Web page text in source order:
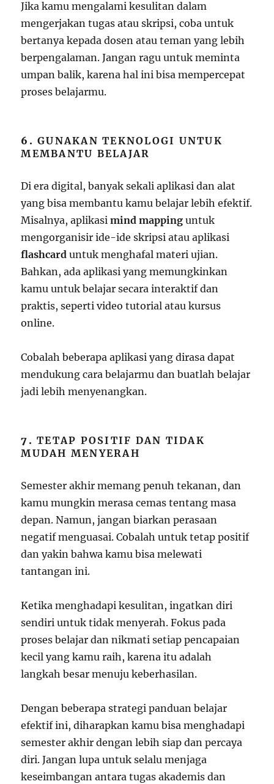
Jika kamu mengalami kesulitan dalam
mengerjakan tugas atau skripsi, coba untuk
bertanya kepada dosen atau teman yang lebih
berpengalaman. Jangan ragu untuk meminta
umpan balik, karena hal ini bisa mempercepat
proses belajarmu.
6.GUNAKAN TEKNOLOGI UNTUK
MEMBANTU BELAJAR
Di era digital, banyak sekali aplikasi dan alat
yang bisa membantu kamu belajar lebih efektif.
Misalnya, aplikasimind mapping untuk
mengorganisir ide-ide skripsi atau aplikasi
flashcard untuk menghafal materi ujian.
Bahkan, ada aplikasi yang memungkinkan
kamu untuk belajar secara interaktif dan
praktis, seperti video tutorial atau kursus
online.
Cobalah beberapa aplikasi yang dirasa dapat
mendukung cara belajarmu dan buatlah belajar
jadi lebih menyenangkan.
7.TETAP POSITIF DAN TIDAK
MUDAH MENYERAH
Semester akhir memang penuh tekanan, dan
kamu mungkin merasa cemas tentang masa
depan. Namun, jangan biarkan perasaan
negatif menguasai. Cobalah untuk tetap positif
dan yakin bahwa kamu bisa melewati
tantangan ini.
Ketika menghadapi kesulitan, ingatkan diri
sendiri untuk tidak menyerah. Fokus pada
proses belajar dan nikmati setiap pencapaian
kecil yang kamu raih, karena itu adalah
langkah besar menuju keberhasilan.
Dengan beberapa strategi panduan belajar
efektif ini, diharapkan kamu bisa menghadapi
semester akhir dengan lebih siap dan percaya
diri. Jangan lupa untuk selalu menjaga
keseimbangan antara tugas akademis dan